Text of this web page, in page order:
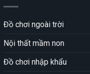
Đồ chơi ngoài trời
Nội thất mầm non
Đồ chơi nhập khẩu